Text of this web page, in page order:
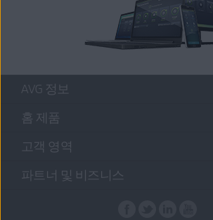
AVG 정보
홈 제품
고객 영역
파트너 및 비즈니스